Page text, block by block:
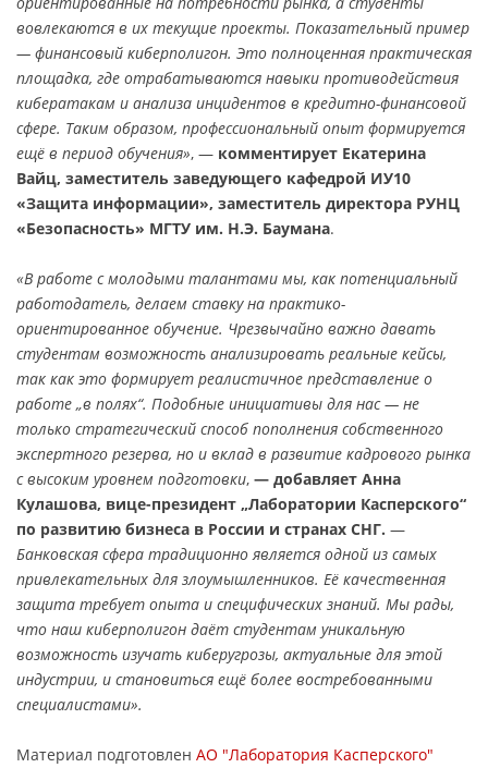
вовлекаются в их текущие проекты. Показательный пример
— финансовый киберполигон. Это полноценная практическая
площадка, где отрабатываются навыки противодействия
кибератакам и анализа инцидентов в кредитно-финансовой
сфере. Таким образом, профессиональный опыт формируется
ещё в период обучения», — комментирует Екатерина
Вайц, заместитель заведующего кафедрой ИУ10
«Защита информации», заместитель директора РУНЦ
«Безопасность» МГТУ им. Н.Э. Баумана.
«В работе с молодыми талантами мы, как потенциальный
работодатель, делаем ставку на практико-
ориентированное обучение. Чрезвычайно важно давать
студентам возможность анализировать реальные кейсы,
так как это формирует реалистичное представление о
работе „в полях“. Подобные инициативы для нас — не
только стратегический способ пополнения собственного
экспертного резерва, но и вклад в развитие кадрового рынка
с высоким уровнем подготовки, — добавляет Анна
Кулашова, вице-президент „Лаборатории Касперского“
по развитию бизнеса в России и странах СНГ. —
Банковская сфера традиционно является одной из самых
привлекательных для злоумышленников. Её качественная
защита требует опыта и специфических знаний. Мы рады,
что наш киберполигон даёт студентам уникальную
возможность изучать киберугрозы, актуальные для этой
индустрии, и становиться ещё более востребованными
специалистами».
Материал подготовлен АО "Лаборатория Касперского"